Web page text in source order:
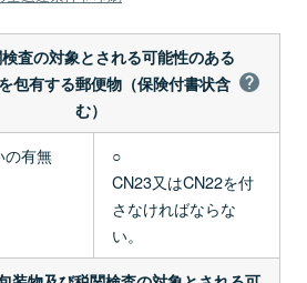
査の対象とされる可能性のある
包有する郵便物（保険付書状含
む）
の有無
○
CN23又はCN22を付
さなければならな
い。